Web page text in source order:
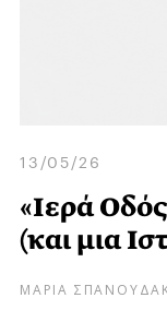
13/05/26
«Ιερά
(και μια
ΜΑΡΙΑ